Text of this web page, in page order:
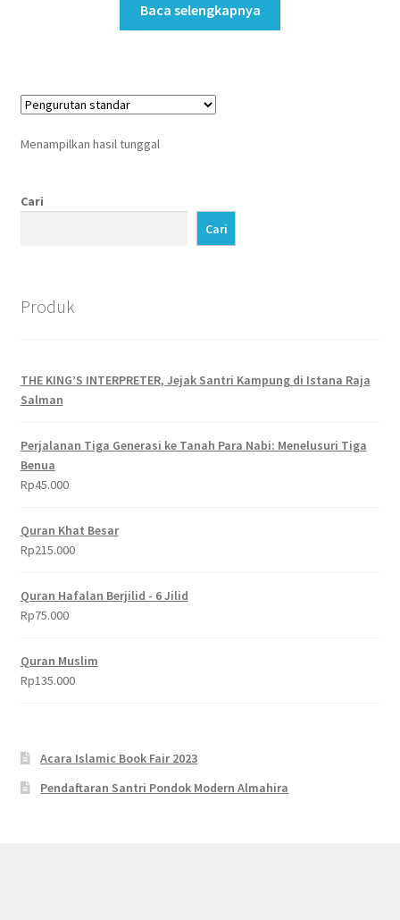
Baca selengkapnya
Menampilkan hasil tunggal
Cari
Cari
Produk
THE KING’S INTERPRETER, Jejak Santri Kampung di Istana Raja
Salman
Perjalanan Tiga Generasi ke Tanah Para Nabi: Menelusuri Tiga
Benua
Rp45.000
Quran Khat Besar
Rp215.000
Quran Hafalan Berjilid - 6 Jilid
Rp75.000
Quran Muslim
Rp135.000
Acara Islamic Book Fair 2023
Pendaftaran Santri Pondok Modern Almahira